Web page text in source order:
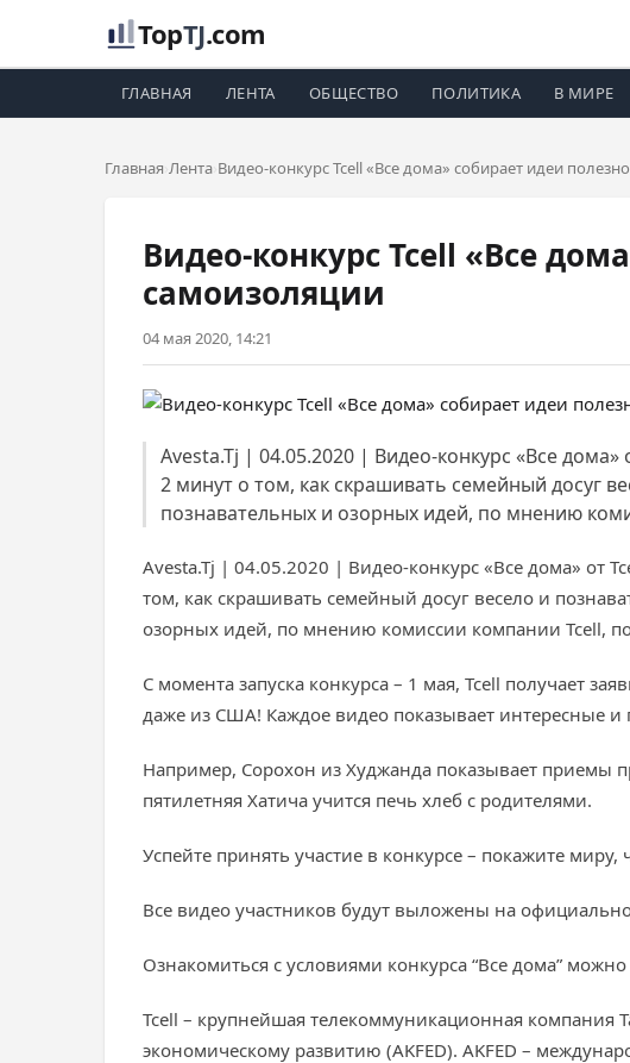
TopTJ.com
ГЛАВНАЯ ЛЕНТА ОБЩЕСТВО ПОЛИТИКА В МИРЕ
Главная Лента Видео-конкурс Tcell «Все дома» собирает идеи
Видео-конкурс Tcell «Все
самоизоляции
04 мая 2020, 14:21
Avesta.Tj | 04.05.2020 | Видео-конкурс «Все
2 минут о том, как скрашивать семейный досуг
познавательных и озорных идей, по мнению
Avesta.Tj | 04.05.2020 | Видео-конкурс «Все дома» от
том, как скрашивать семейный досуг весело и
озорных идей, по мнению комиссии компании Tcell,
С момента запуска конкурса – 1 мая, Tcell получает
даже из США! Каждое видео показывает интересные
Например, Сорохон из Худжанда показывает приемы
пятилетняя Хатича учится печь хлеб с родителями.
Успейте принять участие в конкурсе – покажите
Все видео участников будут выложены на
Ознакомиться с условиями конкурса “Все дома”
Tcell – крупнейшая телекоммуникационная компания
экономическому развитию (AKFED). AKFED –